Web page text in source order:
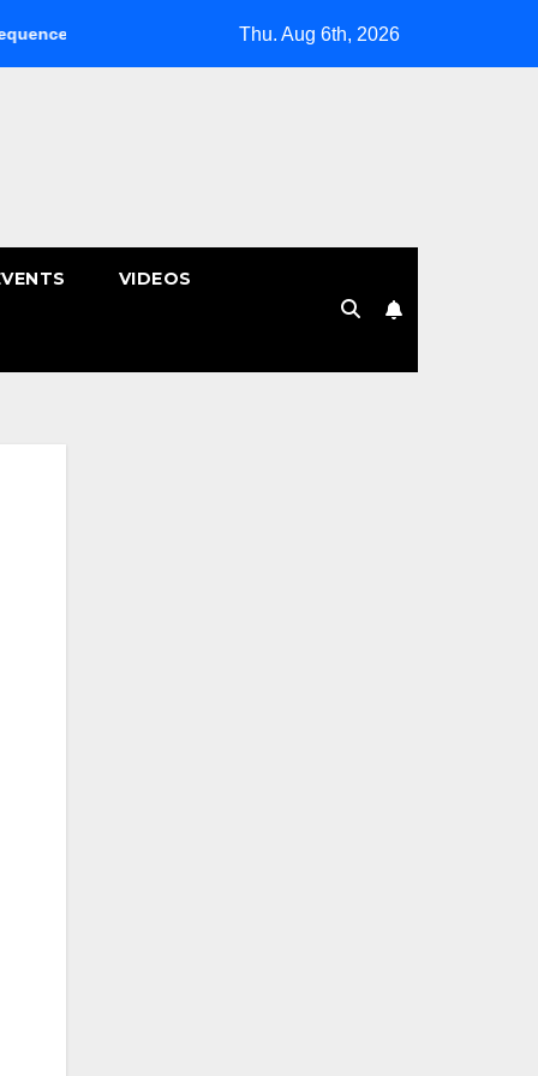
Clinic คลินิกกายภาพบำบัด | หมอนรองกระดูกทับเส้น
Thu. Aug 6th, 2026
VIDEOS